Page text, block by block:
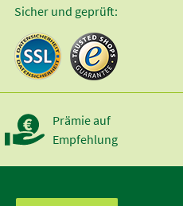
Sicher und geprüft:
Prämie auf
Empfehlung